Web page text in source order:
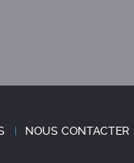
NOUS CONTACTER